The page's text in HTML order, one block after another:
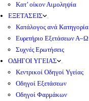
Κατ’ οίκον Αιμοληψία
ΕΞΕΤΑΣΕΙΣ
Κατάλογος ανά Κατηγορία
Ευρετήριο Εξετάσεων Α–Ω
Συχνές Ερωτήσεις
ΟΔΗΓΟΙ ΥΓΕΙΑΣ
Κεντρικοί Οδηγοί Υγείας
Οδηγοί Εξετάσεων
Οδηγοί Φαρμάκων